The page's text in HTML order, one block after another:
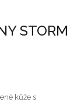
STORM
kůže s